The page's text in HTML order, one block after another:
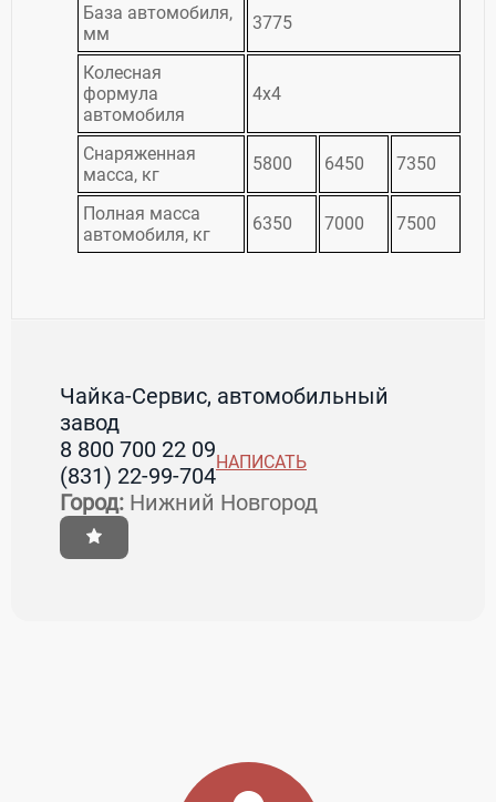
База автомобиля,
мм
3775
Колесная
формула
автомобиля
4х4
Снаряженная
масса, кг
5800 6450 7350
Полная масса
автомобиля, кг
6350 7000 7500
Чайка-Сервис, автомобильный
завод
8 800 700 22 09
(831) 22-99-704НАПИСАТЬ
Город: Нижний Новгород